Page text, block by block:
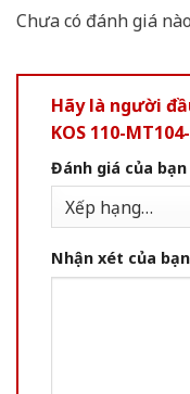
Chưa có đánh giá
Hãy là người
KOS 110-
Đánh giá của bạn
Nhận xét của bạn